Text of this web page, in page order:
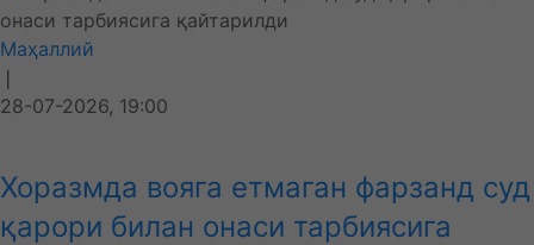
Маҳаллий
❘
28-07-2026, 19:00
Хоразмда вояга етмаган фарзанд суд
қарори билан онаси тарбиясига